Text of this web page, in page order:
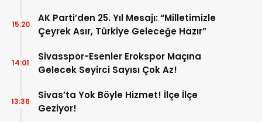
AK Parti’den 25. Yıl Mesajı: “Milletimizle
Çeyrek Asır, Türkiye Geleceğe Hazır”
15:20
Sivasspor-Esenler Erokspor Maçına
Gelecek Seyirci Sayısı Çok Az!
14:01
Sivas’ta Yok Böyle Hizmet! İlçe İlçe
Geziyor!
13:36